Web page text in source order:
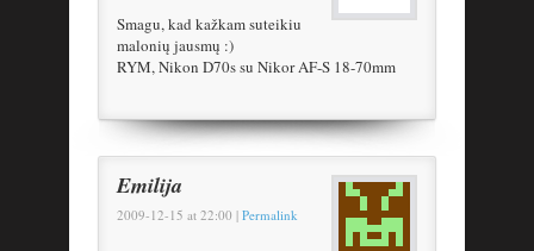
Smagu, kad kažkam suteikiu
malonių jausmų :)
RYM, Nikon D70s su Nikor AF-S 18-70mm
Emilija
2009-12-15 at 22:00 | Permalink